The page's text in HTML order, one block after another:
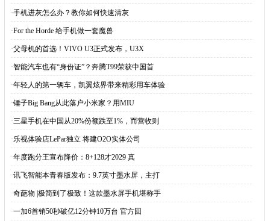
·手机进灰怎么办？教你如何快速清灰
·For the Horde 给手机做一套魔兽
·父母机的首选！VIVO U3正式发布，U3X
·智能汽车也有“身份证”？奔腾T99荣获中国首
·年轻人的第一辆车，凯翼炫界带来精彩用车体验
·锤子Big Bang从此落户小米家？用MIU
·三星手机在中国从20%份额跌至1%，而营收则
·乐视体验店LePar独立 将建O2O实体公司
·年度跑分王宣布降价：8+128才2029 真
·讯飞智能本青春版发布：9.7英寸墨水屏，主打
·奇葩物 |极简到了极致！这款墨水屏手机堪称手
·一加6首销50秒破亿12分钟10万台 官方回